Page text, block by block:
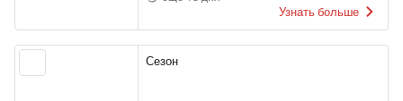
Узнать больше
Сезон